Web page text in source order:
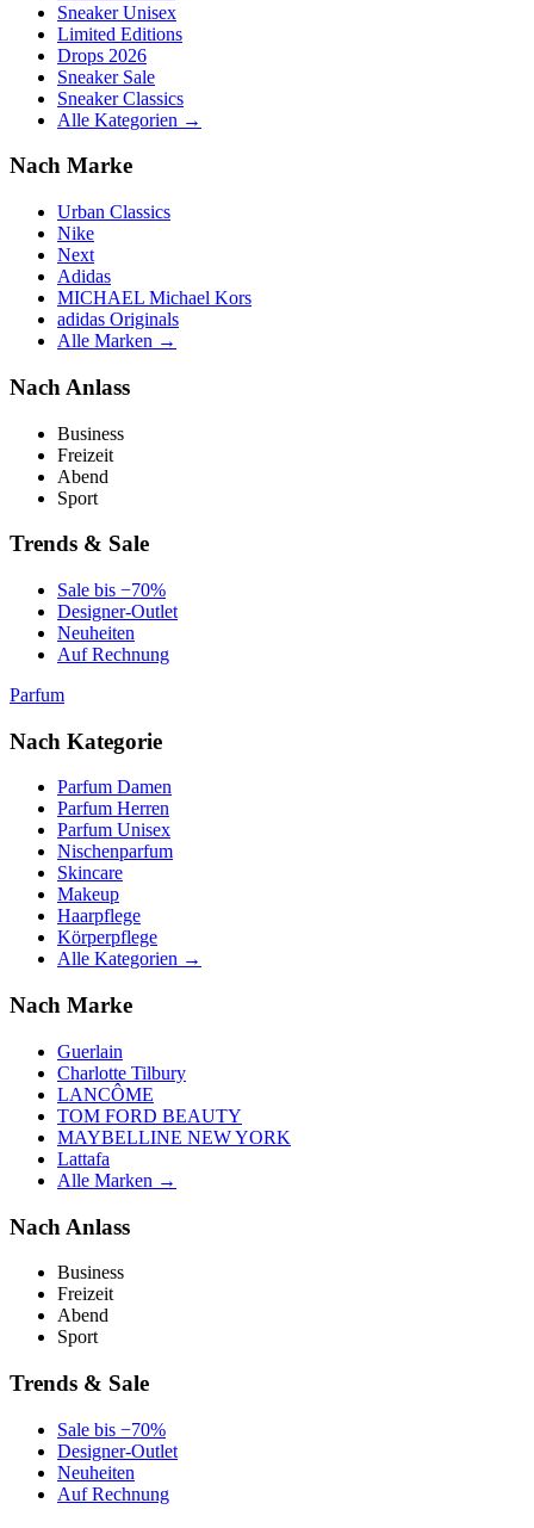
Sneaker Unisex
Limited Editions
Drops 2026
Sneaker Sale
Sneaker Classics
Alle Kategorien →
Nach Marke
Urban Classics
Nike
Next
Adidas
MICHAEL Michael Kors
adidas Originals
Alle Marken →
Nach Anlass
Business
Freizeit
Abend
Sport
Trends & Sale
Sale bis −70%
Designer-Outlet
Neuheiten
Auf Rechnung
Parfum
Nach Kategorie
Parfum Damen
Parfum Herren
Parfum Unisex
Nischenparfum
Skincare
Makeup
Haarpflege
Körperpflege
Alle Kategorien →
Nach Marke
Guerlain
Charlotte Tilbury
LANCÔME
TOM FORD BEAUTY
MAYBELLINE NEW YORK
Lattafa
Alle Marken →
Nach Anlass
Business
Freizeit
Abend
Sport
Trends & Sale
Sale bis −70%
Designer-Outlet
Neuheiten
Auf Rechnung